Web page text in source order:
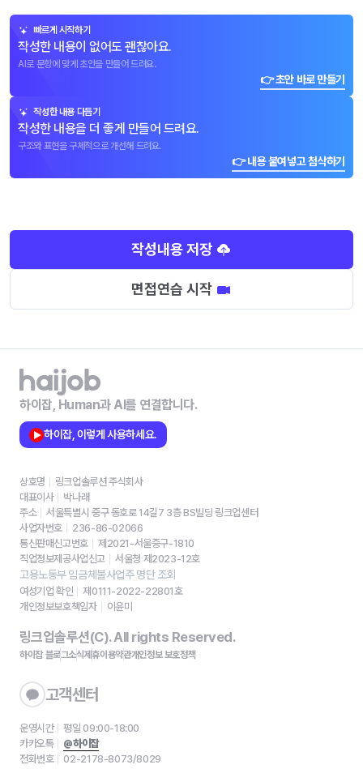
빠르게 시작하기
작성한 내용이 없어도 괜찮아요.
AI로 문항에 맞게 초안을 만들어 드려요.
👉 초안 바로 만들기
작성한 내용 다듬기
작성한 내용을 더 좋게 만들어 드려요.
구조와 표현을 구체적으로 개선해 드려요.
👉 내용 붙여넣고 첨삭하기
작성내용 저장
면접연습 시작
하이잡, Human과 AI를 연결합니다.
하이잡, 이렇게 사용하세요.
상호명
링크업솔루션 주식회사
대표이사
박나래
주소
서울특별시 중구 동호로 14길7 3층 BS빌딩 링크업센터
사업자번호
236-86-02066
통신판매신고번호
제2021-서울중구-1810
직업정보제공사업신고
서울청 제2023-12호
고용노동부 임금체불사업주 명단 조회
여성기업 확인
제0111-2022-22801호
개인정보보호책임자
이윤미
링크업솔루션(C). All rights Reserved.
하이잡 블로그소식제휴이용약관개인정보 보호정책
고객센터
운영시간
평일 09:00-18:00
카카오톡
@하이잡
전화번호
02-2178-8073/8029